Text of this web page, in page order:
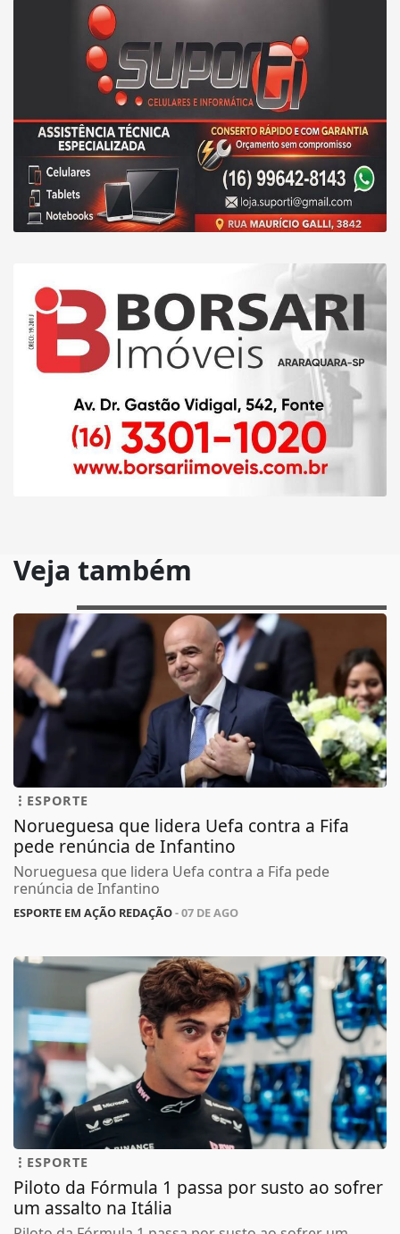
Veja também
ESPORTE
Norueguesa que lidera Uefa contra a Fifa
pede renúncia de Infantino
Norueguesa que lidera Uefa contra a Fifa pede
renúncia de Infantino
ESPORTE EM AÇÃO REDAÇÃO- 07 DE AGO
ESPORTE
Piloto da Fórmula 1 passa por susto ao sofrer
um assalto na Itália